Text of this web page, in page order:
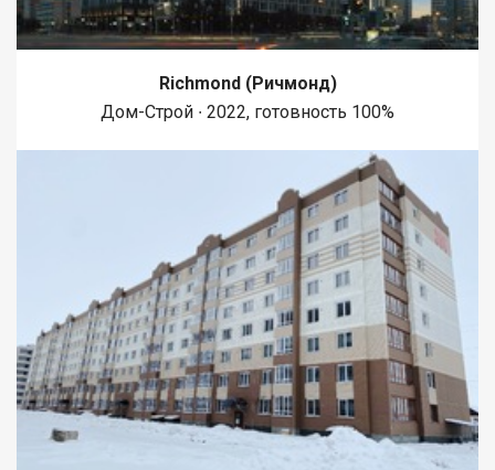
Richmond (Ричмонд)
Дом-Строй ∙ 2022, готовность 100%